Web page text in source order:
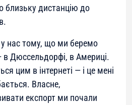
близьку дистанцію до
у нас тому, що ми беремо
в Дюссельдорфі, в Америці.
цим в інтернеті — і це мені
Власне,
експорт ми почали